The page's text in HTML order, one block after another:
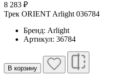
8 283 ₽
Трек ORIENT Arlight 036784
Бренд: Arlight
Артикул: 36784
В корзину